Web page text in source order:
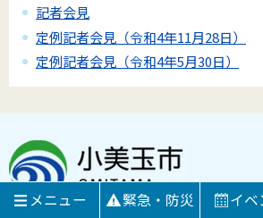
記者会見
定例記者会見（令和4年11月28日）
定例記者会見（令和4年5月30日）
メニュー 緊急・防災 イベ